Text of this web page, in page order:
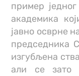
пример
академика
јавно осврне
председника
изгубљена
али се зато